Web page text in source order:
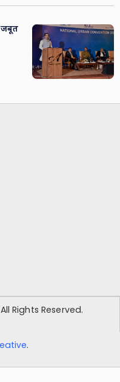
Rights Reserved.
.